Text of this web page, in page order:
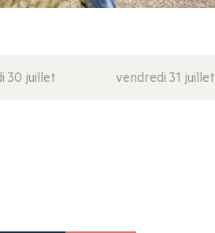
30 juillet vendredi 31 juillet